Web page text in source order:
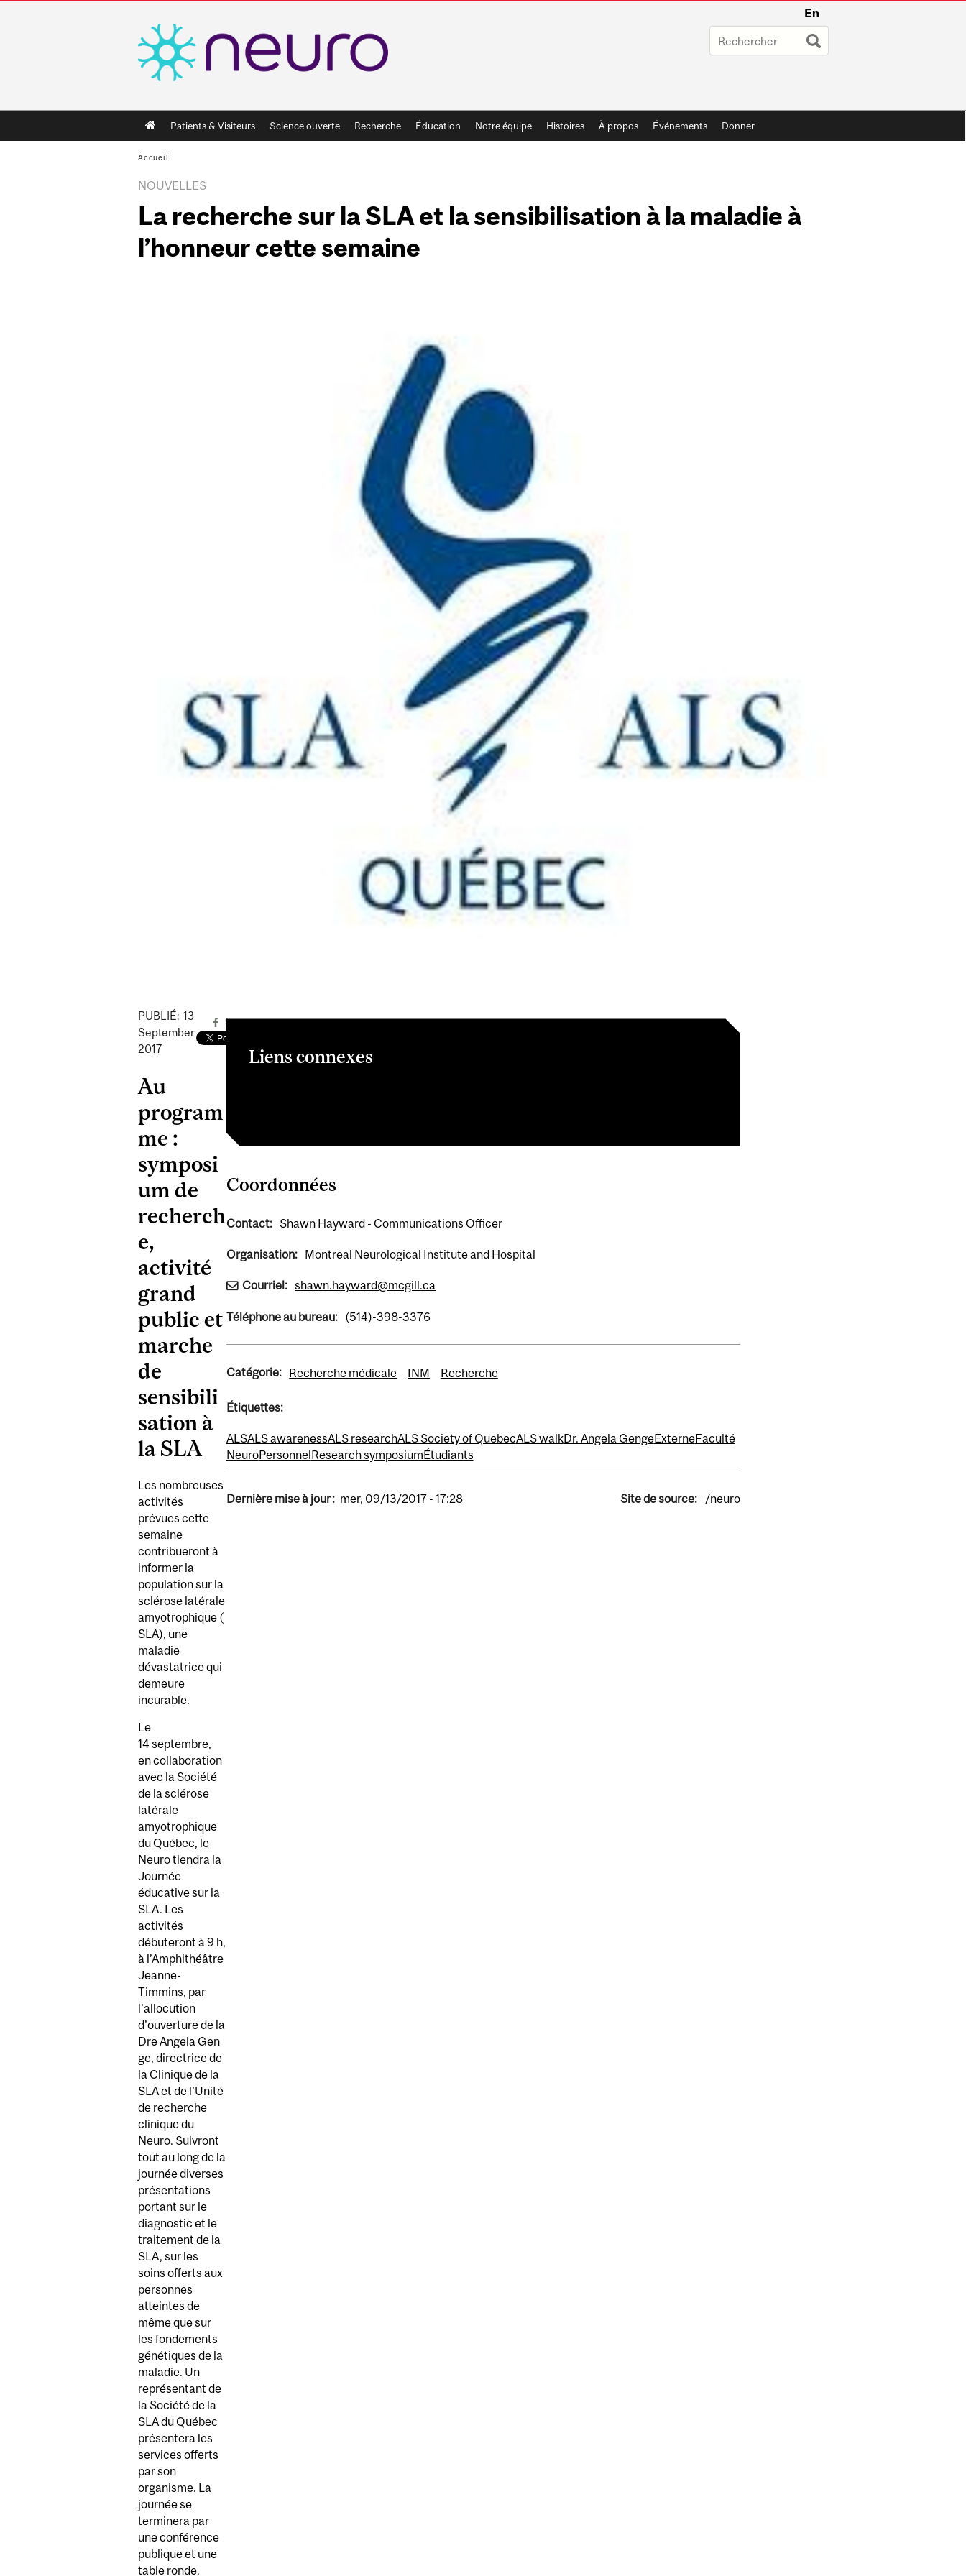
En
Main
navigation
Patients & Visiteurs Science ouverte Recherche Éducation Notre équipe Histoires À propos Événements Donner
Accueil
NOUVELLES
La recherche sur la SLA et la sensibilisation à la maladie à
l’honneur cette semaine
PUBLIÉ: 13
September
2017
Au
program
me :
symposi
um de
recherch
e,
activité
grand
public et
marche
de
sensibili
sation à
la SLA
Les nombreuses
activités
prévues cette
semaine
contribueront à
informer la
population sur la
sclérose latérale
amyotrophique (
SLA), une
maladie
dévastatrice qui
demeure
incurable.
Le
14 septembre,
en collaboration
avec la Société
de la sclérose
latérale
amyotrophique
du Québec, le
Neuro tiendra la
Journée
éducative sur la
SLA. Les
activités
débuteront à 9 h,
à l’Amphithéâtre
Jeanne-
Timmins, par
l’allocution
d’ouverture de la
Dre Angela Gen
ge, directrice de
la Clinique de la
SLA et de l’Unité
de recherche
clinique du
Neuro. Suivront
tout au long de la
journée diverses
présentations
portant sur le
diagnostic et le
traitement de la
SLA, sur les
soins offerts aux
personnes
atteintes de
même que sur
les fondements
génétiques de la
maladie. Un
représentant de
la Société de la
SLA du Québec
présentera les
services offerts
par son
organisme. La
journée se
terminera par
une conférence
publique et une
table ronde.
Liens connexes
Coordonnées
Contact: Shawn Hayward - Communications Officer
Organisation: Montreal Neurological Institute and Hospital
Courriel: shawn.hayward@mcgill.ca
Téléphone au bureau: (514)-398-3376
Catégorie: Recherche médicale INM Recherche
Étiquettes:
ALSALS awarenessALS researchALS Society of QuebecALS walkDr. Angela GengeExterneFaculté
NeuroPersonnelResearch symposiumÉtudiants
Dernière mise à jour : mer, 09/13/2017 - 17:28 Site de source: /neuro